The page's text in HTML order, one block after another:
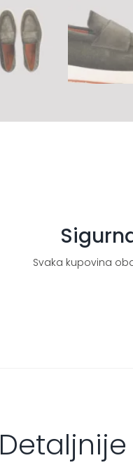
Svaka kupovina